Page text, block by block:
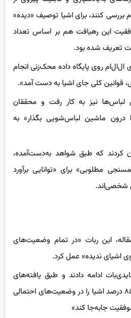
این رهیافت هم بر اساس تعداد
تعریف شده بود.
روی پایگاه داده محک‌زنی انجام
قوانین کلی جای اشیا به دست آمد».
نیز به کار رفت و محققان
درون ماشین لباس‌شویی بگذار» به
که طبق شواهد به‌دست‌آمده،
مطلوبی» برای «توانایی برآورد
شخصی‌اند.
ادامه دادند و طبق یافته‌های
آن‌ها، این روات «موفق شد ۸۵ درصد اشیا را در وضعیت‌های احتمالی
جابه‌جا کند»
از اینکه تایدی‌بات نظافت را شروع